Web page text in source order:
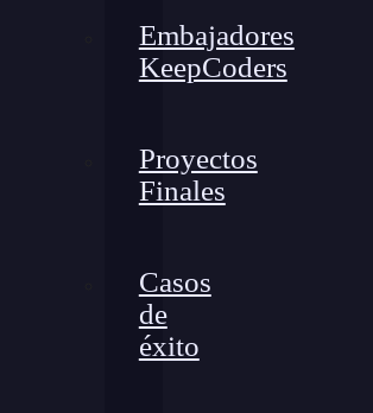
Embajadores
KeepCoders
Proyectos
Finales
Casos
de
éxito